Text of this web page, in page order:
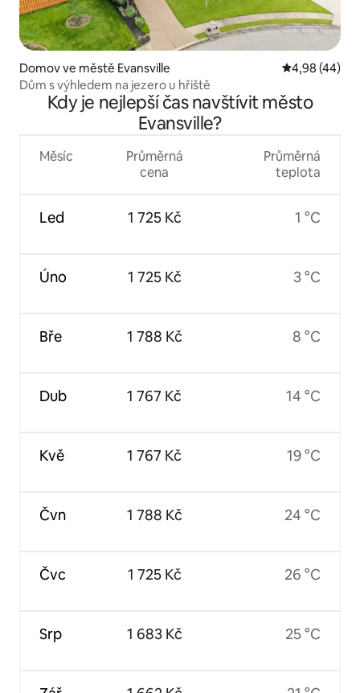
Domov ve městě Evansville Průměrné
4,98 (44)
Dům s výhledem na jezero u hřiště
Kdy je nejlepší čas navštívit město
Evansville?
Měsíc
Led
Úno
Bře
Dub
Kvě
Čvn
Čvc
Srp
Průměrná
cena
1 725 Kč
1 725 Kč
1 788 Kč
1 767 Kč
1 767 Kč
1 788 Kč
1 725 Kč
1 683 Kč
Průměrná
teplota
1 °C
3 °C
8 °C
14 °C
19 °C
24 °C
26 °C
25 °C